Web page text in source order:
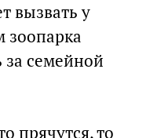
вызвать у
зоопарка
за семейной
прячутся, то